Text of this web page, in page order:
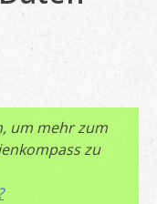
um mehr zum
zu